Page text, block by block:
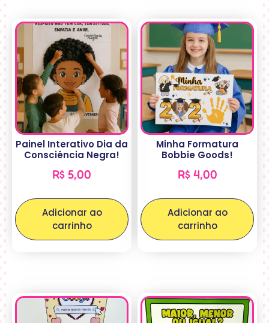
Painel Interativo Dia da
Consciência Negra!
R$ 5,00
Adicionar ao
carrinho
Minha Formatura
Bobbie Goods!
R$4,00
Adicionar ao
carrinho